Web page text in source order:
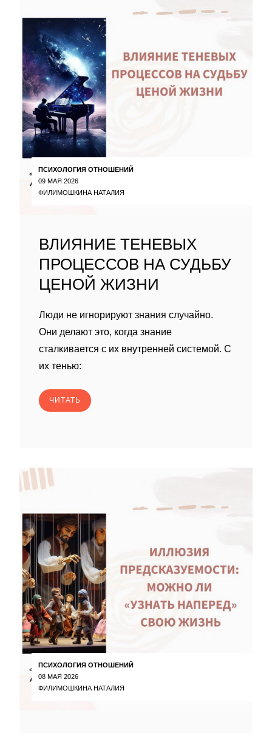
ПСИХОЛОГИЯ ОТНОШЕНИЙ
09 МАЯ 2026
ФИЛИМОШКИНА НАТАЛИЯ
ВЛИЯНИЕ ТЕНЕВЫХ
ПРОЦЕССОВ НА СУДЬБУ
ЦЕНОЙ ЖИЗНИ
Люди не игнорируют знания случайно.
Они делают это, когда знание
сталкивается с их внутренней системой. С
их тенью:
ЧИТАТЬ
ПСИХОЛОГИЯ ОТНОШЕНИЙ
08 МАЯ 2026
ФИЛИМОШКИНА НАТАЛИЯ